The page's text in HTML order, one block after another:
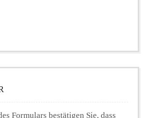
Formulars bestätigen Sie, dass